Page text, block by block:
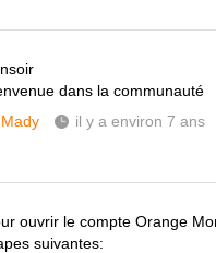
dans la communauté
Mady
il y a environ 7 ans
ouvrir le compte Orange
suivantes: